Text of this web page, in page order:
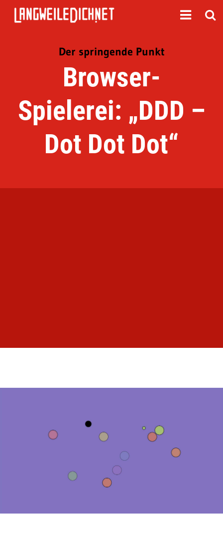
Der springende Punkt
Browser-
Spielerei: „DDD –
Dot Dot Dot“